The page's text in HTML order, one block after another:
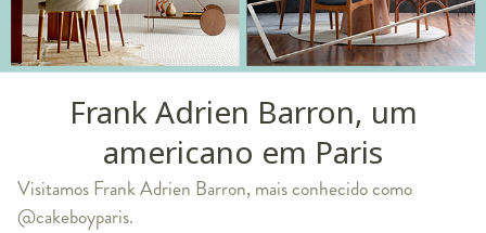
Frank Adrien Barron, um
americano em Paris
Visitamos Frank Adrien Barron, mais conhecido como
@cakeboyparis.